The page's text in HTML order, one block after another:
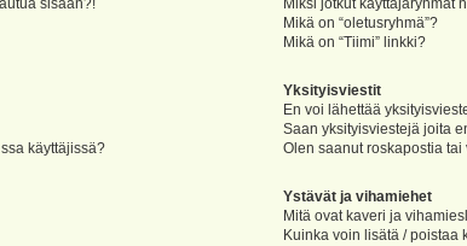
sisään?!
käyttäjissä?
Miksi jotkut käyttäjäryhmät
Mikä on “oletusryhmä”?
Mikä on “Tiimi” linkki?
Yksityisviestit
En voi lähettää
Saan yksityisviestejä joita
Olen saanut roskapostia
Ystävät ja vihamiehet
Mitä ovat kaveri ja
Kuinka voin lisätä / poistaa